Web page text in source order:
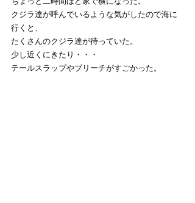
クジラ達が呼んでいるような気がしたので海に
行くと、
たくさんのクジラ達が待っていた。
少し近くにきたり・・・
テールスラップやブリーチがすごかった。